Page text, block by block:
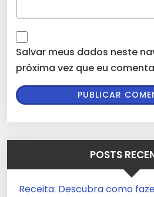
Salvar meus dados neste
próxima vez que eu
POSTS
Receita: Descubra como